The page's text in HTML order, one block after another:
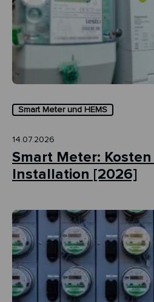
Smart Meter und HEMS
14.07.2026
Smart Meter:
Installation [2026]